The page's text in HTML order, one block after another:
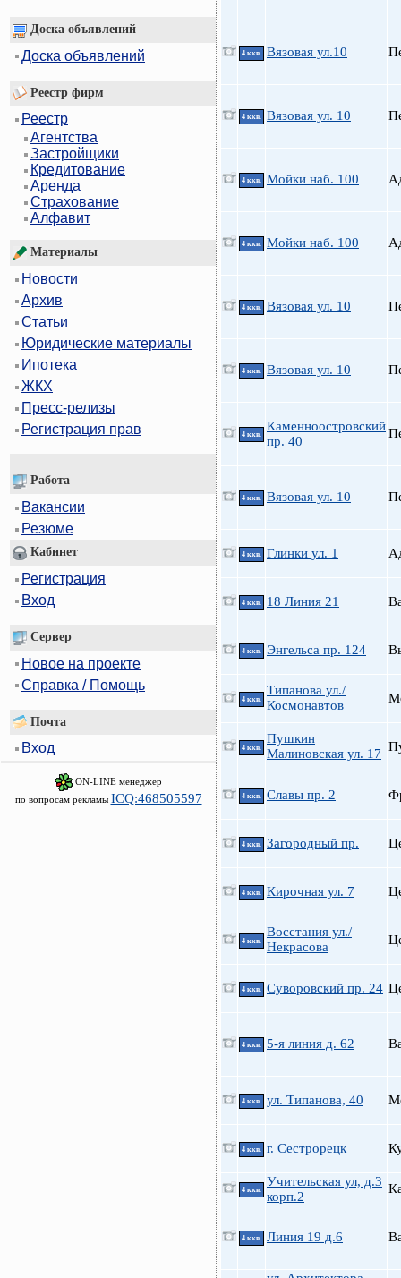
Доска объявлений
Доска объявлений
Реестр фирм
Реестр
Агентства
Застройщики
Кредитование
Аренда
Страхование
Алфавит
Материалы
Новости
Архив
Статьи
Юридические материалы
Ипотека
ЖКХ
Пресс-релизы
Регистрация прав
Работа
Вакансии
Резюме
Кабинет
Регистрация
Вход
Сервер
Новое на проекте
Справка / Помощь
Почта
Вход
ON-LINE менеджер
по вопросам рекламы ICQ:468505597
4 ккв. Вязовая ул.10
4 ккв. Вязовая ул. 10
4 ккв. Мойки наб. 100
4 ккв. Мойки наб. 100
4 ккв. Вязовая ул. 10
4 ккв. Вязовая ул. 10
4 ккв.
Каменноостровский
пр. 40
4 ккв. Вязовая ул. 10
4 ккв. Глинки ул. 1
4 ккв. 18 Линия 21
4 ккв. Энгельса пр. 124
4 ккв.
Типанова ул./
Космонавтов
4 ккв.
Пушкин
Малиновская ул. 17
4 ккв. Славы пр. 2
4 ккв. Загородный пр.
4 ккв. Кирочная ул. 7
4 ккв.
Восстания ул./
Некрасова
4 ккв. Суворовский пр. 24
4 ккв. 5-я линия д. 62
4 ккв. ул. Типанова, 40
4 ккв. г. Сестрорецк
4 ккв.
Учительская ул, д.3
корп.2
4 ккв. Линия 19 д.6